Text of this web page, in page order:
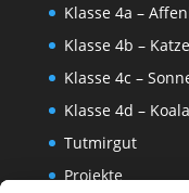
Klasse 4a –
Klasse 4b –
Klasse 4c –
Klasse 4d –
Tutmirgut
Projekte